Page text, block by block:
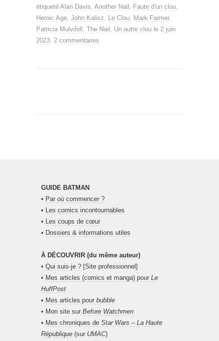
étiqueté Alan Davis, Another Nail , Faute d'un clou,
Heroic Age, John Kalisz, Le Clou, Mark Farmer,
Patricia Mulvihill , The Nail , Un autre clou le 2 juin
2023. 2 commentaires
GUIDE BATMAN
• Par où commencer ?
• Les comics incontournables
• Les coups de cœur
• Dossiers & informations utiles
À DÉCOUVRIR (du même auteur)
• Qui suis-je ? [Site professionnel]
• Mes articles (comics et manga) pour Le
HuffPost
• Mes articles pour bubble
• Mon site sur Before Watchmen
• Mes chroniques de Star Wars – La Haute
République (sur UMAC)